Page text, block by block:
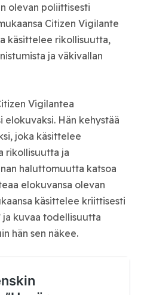
olevan poliittisesti
Citizen Vigilante
käsittelee rikollisuutta,
ja väkivallan
Vigilantea
elokuvaksi. Hän kehystää
joka käsittelee
rikollisuutta ja
haluttomuutta katsoa
elokuvansa olevan
käsittelee kriittisesti
ja kuvaa todellisuutta
hän sen näkee.